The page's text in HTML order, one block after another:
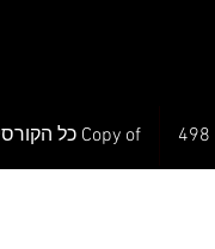
Copy of כל הקורסים שלנו